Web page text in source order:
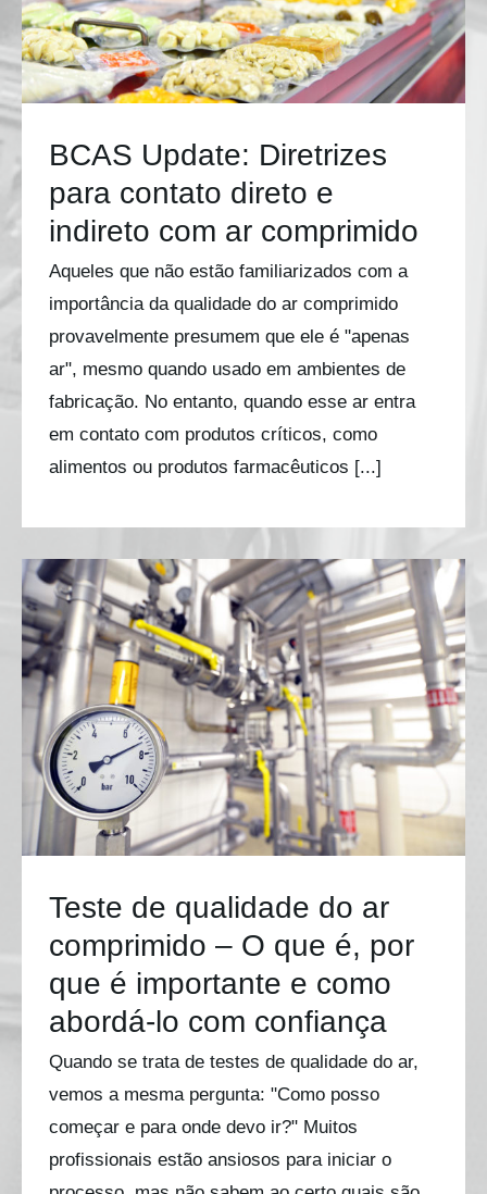
BCAS Update: Diretrizes
para contato direto e
indireto com ar comprimido
Aqueles que não estão familiarizados com a
importância da qualidade do ar comprimido
provavelmente presumem que ele é "apenas
ar", mesmo quando usado em ambientes de
fabricação. No entanto, quando esse ar entra
em contato com produtos críticos, como
alimentos ou produtos farmacêuticos [...]
Teste de qualidade do ar
comprimido – O que é, por
que é importante e como
abordá-lo com confiança
Quando se trata de testes de qualidade do ar,
vemos a mesma pergunta: "Como posso
começar e para onde devo ir?" Muitos
profissionais estão ansiosos para iniciar o